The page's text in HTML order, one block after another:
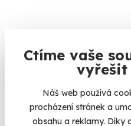
Ctíme vaše
vyřešit
Náš web používá
procházení stránek a
obsahu a reklamy. Díky
Jízda na okruhu ve
Šlápněte do pedálů Toyotě
Slovakia Ring (Orechová